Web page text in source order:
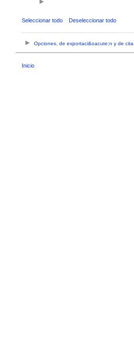
Seleccionar todo Deseleccionar todo
Opciones, de exportaci&oacute;n y de cita
Inicio